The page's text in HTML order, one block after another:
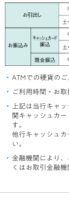
ATMでの硬貨の
ご利用時間・お取
上記は当行キャ
関キャッシュカ
す。
他行キャッシュカ
い。
金融機関により
くはお取引金融機